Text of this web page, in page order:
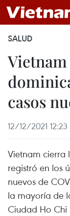
SALUD
casos
12/12/2021 12:23
Vietnam cierra
registró en los
nuevos de
la mayoría de
Ciudad Ho Chi